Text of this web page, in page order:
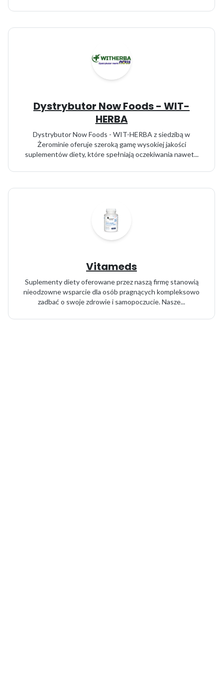
Dystrybutor Now Foods - WIT-
HERBA
Dystrybutor Now Foods - WIT-HERBA z siedzibą w
Żerominie oferuje szeroką gamę wysokiej jakości
suplementów diety, które spełniają oczekiwania nawet...
Vitameds
Suplementy diety oferowane przez naszą firmę stanowią
nieodzowne wsparcie dla osób pragnących kompleksowo
zadbać o swoje zdrowie i samopoczucie. Nasze...